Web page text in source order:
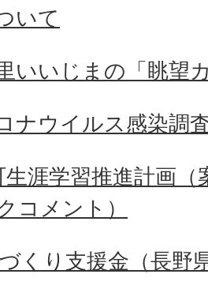
いて
いいじまの「眺望
ナウイルス感染調
涯学習推進計画
コメント）
くり支援金（長野